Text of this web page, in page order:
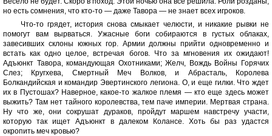
но есть сомнения, что кто-то — даже Тавора — не знает всех игроков.
Что-то грядет, история снова смыкает челюсти, и никакие рывки не
помогут вам вырваться. Ужасные боги собираются в густых облаках,
завесивших склоны южных гор. Армии должны прийти одновременно и
встать как одно целое, встречая богов. Что за мгновения их ожидают!
Адъюнкт Тавора, командующая Охотниками; Желч, Вождь Войны Горячих
Слез; Кругхева, Смертный Меч Волков, и Абрасталь, Королева
Болкандийская и командир Эвертинского легиона. О, и еще гилки. Что ждет
их в Пустошах? Наверное, какое-то жалкое племя — кто еще здесь может
выжить? Там нет тайного королевства, тем паче империи. Мертвая страна.
Ну что же, они сокрушат дураков, пройдут маршем навстречу участи,
которую так ищет Адъюнкт в далеком Колансе. Хоть бы раз удастся
окропить меч кровью?